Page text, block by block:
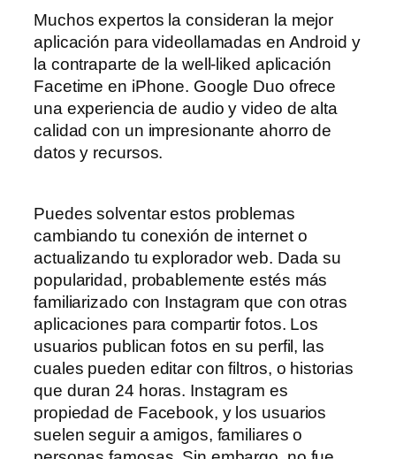
Muchos expertos la consideran la mejor
aplicación para videollamadas en Android y
la contraparte de la well-liked aplicación
Facetime en iPhone. Google Duo ofrece
una experiencia de audio y video de alta
calidad con un impresionante ahorro de
datos y recursos.
Puedes solventar estos problemas
cambiando tu conexión de internet o
actualizando tu explorador web. Dada su
popularidad, probablemente estés más
familiarizado con Instagram que con otras
aplicaciones para compartir fotos. Los
usuarios publican fotos en su perfil, las
cuales pueden editar con filtros, o historias
que duran 24 horas. Instagram es
propiedad de Facebook, y los usuarios
suelen seguir a amigos, familiares o